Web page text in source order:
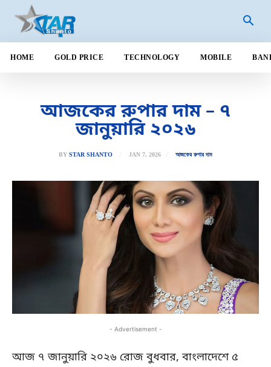
HOME GOLD PRICE TECHNOLOGY MOBILE
আজকের রুপার দাম – ৭
জানুয়ারি ২০২৬
BY STAR SHANTO JAN 7, 2026 আজকের রুপার দাম
- Advertisement -
আজ ৭ জানুয়ারি ২০২৬ রোজ বুধবার, বাংলাদেশে ৫